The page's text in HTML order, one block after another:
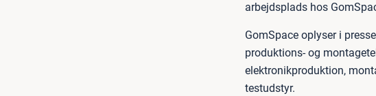
arbejdsplads hos
GomSpace oplyser i
produktions- og
elektronikproduktion,
testudstyr.